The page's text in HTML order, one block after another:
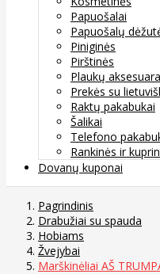
Papuošalai
Papuošalų
Piniginės
Pirštinės
Plaukų
Prekės su
Raktų pakabukai
Šalikai
Telefono
Rankinės ir
Dovanų kuponai
Pagrindinis
Drabužiai su spauda
Hobiams
Žvejybai
Marškinėliai AŠ